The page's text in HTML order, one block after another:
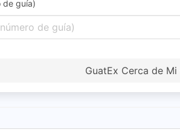
de guía)
GuatEx Cerca de